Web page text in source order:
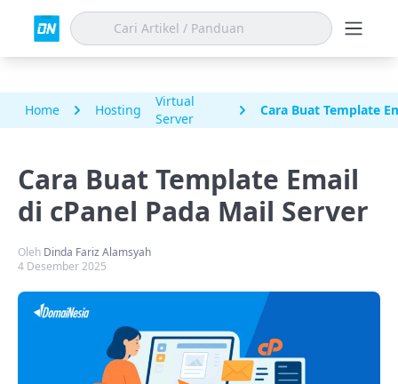
Home Hosting
Virtual
Server
Cara Buat Template
Cara Buat Template Email
di cPanel Pada Mail Server
Oleh Dinda Fariz Alamsyah
4 Desember 2025